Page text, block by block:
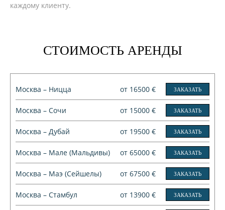
каждому клиенту.
СТОИМОСТЬ АРЕНДЫ
Москва – Ницца от 16500 € ЗАКАЗАТЬ
Москва – Сочи от 15000 € ЗАКАЗАТЬ
Москва – Дубай от 19500 € ЗАКАЗАТЬ
Москва – Мале (Мальдивы) от 65000 € ЗАКАЗАТЬ
Москва – Маэ (Сейшелы) от 67500 € ЗАКАЗАТЬ
Москва – Стамбул от 13900 € ЗАКАЗАТЬ